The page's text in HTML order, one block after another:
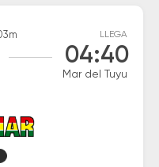
LLEGA
04:40
Mar del Tuyu